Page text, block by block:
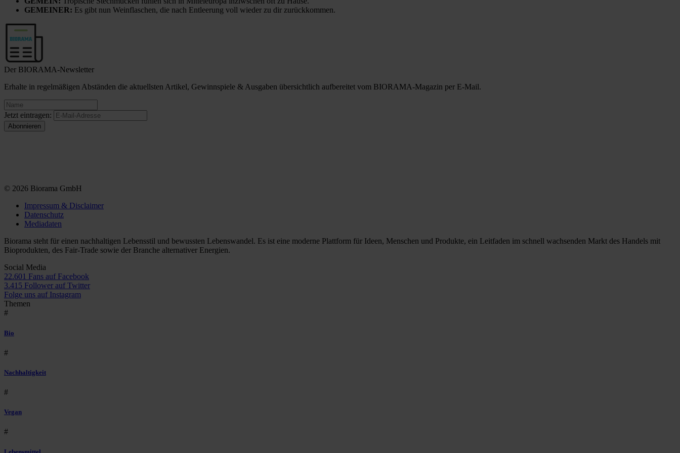
GEMEINER: Es gibt nun Weinflaschen, die nach Entleerung voll wieder zu dir zurückkommen.
Der BIORAMA-Newsletter
Erhalte in regelmäßigen Abständen die aktuellsten Artikel, Gewinnspiele & Ausgaben übersichtlich aufbereitet vom BIORAMA-Magazin per E-Mail.
Jetzt eintragen:
© 2026 Biorama GmbH
Impressum & Disclaimer
Datenschutz
Mediadaten
Biorama steht für einen nachhaltigen Lebensstil und bewussten Lebenswandel. Es ist eine moderne Plattform für Ideen, Menschen und Produkte, ein Leitfaden im schnell wachsenden Markt des Handels mit
Bioprodukten, des Fair-Trade sowie der Branche alternativer Energien.
Social Media
22.601 Fans auf Facebook
3.415 Follower auf Twitter
Folge uns auf Instagram
Themen
#
Bio
#
Nachhaltigkeit
#
Vegan
#